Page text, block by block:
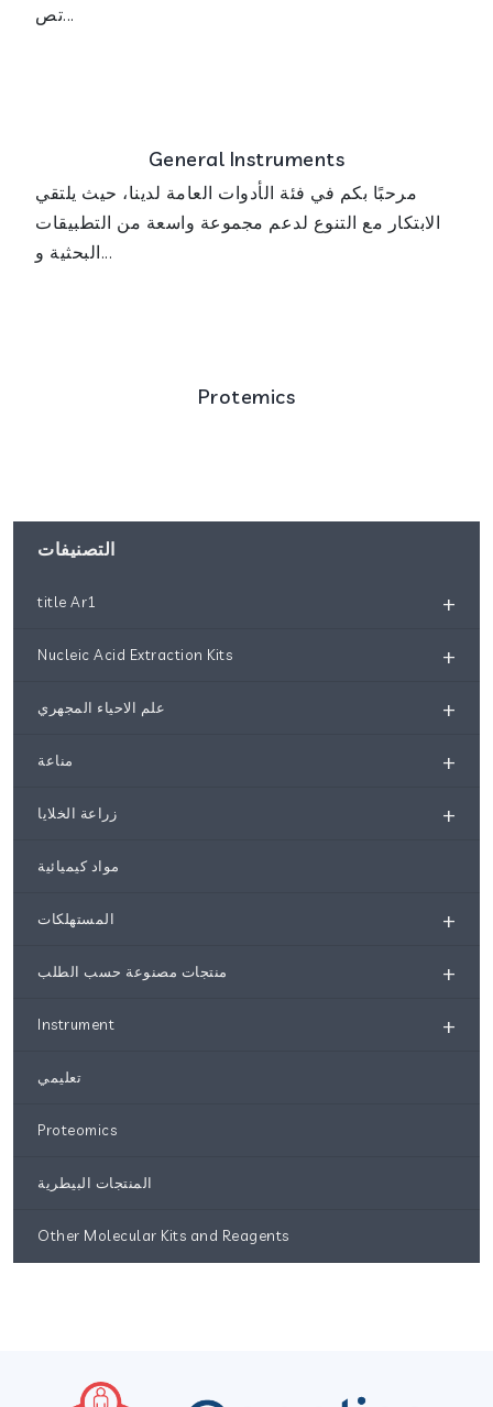
تص...
General Instruments
مرحبًا بكم في فئة الأدوات العامة لدينا، حيث يلتقي
الابتكار مع التنوع لدعم مجموعة واسعة من التطبيقات
البحثية و...
Protemics
التصنيفات
title Ar1 +
Nucleic Acid Extraction Kits +
علم الاحياء المجهري +
مناعة +
زراعة الخلايا +
مواد كيميائية
المستهلكات +
منتجات مصنوعة حسب الطلب +
Instrument +
تعليمي
Proteomics
المنتجات البيطرية
Other Molecular Kits and Reagents